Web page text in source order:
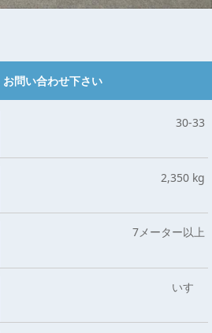
お問い合わせ下さい
30-33
2,350 kg
7メーター以上
いすゞ